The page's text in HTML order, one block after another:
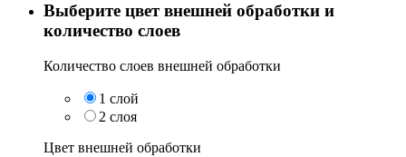
Выберите цвет внешней обработки и
количество слоев
Количество слоев внешней обработки
1 слой
2 слоя
Цвет внешней обработки